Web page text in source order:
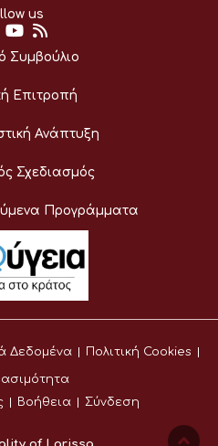
us
Συμβούλιο
Επιτροπή
Ανάπτυξη
Σχεδιασμός
Προγράμματα
Δεδομένα Πολιτική Cookies
Βοήθεια Σύνδεση